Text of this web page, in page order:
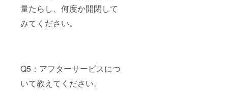
量たらし、何度か開閉して
みてください。
Q5：アフターサービスにつ
いて教えてください。